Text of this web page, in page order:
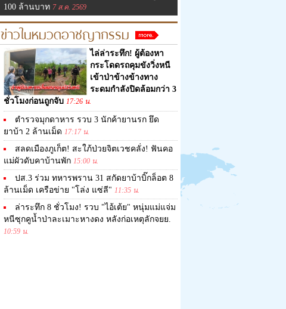
100 ล้านบาท 7 ส.ค. 2569
ข่าวในหมวดอาชญากรรม
ไล่ล่าระทึก! ผู้ต้องหา
กระโดดรถคุมขังวิ่งหนี
เข้าป่าข้างข้างทาง
ระดมกำลังปิดล้อมกว่า 3
ชั่วโมงก่อนถูกจับ 17:26 น.
ตำรวจมุกดาหาร รวบ 3 นักค้ายานรก ยึด
ยาบ้า 2 ล้านเม็ด 17:17 น.
สลดเมืองภูเก็ต! สะใภ้ป่วยจิตเวชคลั่ง! ฟันคอ
แม่ผัวดับคาบ้านพัก 15:00 น.
ปส.3 ร่วม ทหารพราน 31 สกัดยาบ้าบิ๊กล็อต 8
ล้านเม็ด เครือข่าย "โล่ง แซ่ลี" 11:35 น.
ล่าระทึก 8 ชั่วโมง! รวบ "ไอ้เต้ย" หนุ่มแม่แจ่ม
หนีซุกคูน้ำป่าละเมาะหางดง หลังก่อเหตุลักจยย.
10:59 น.